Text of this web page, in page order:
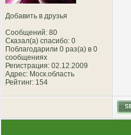
Добавить в друзья
Сообщений: 80
Сказал(а) спасибо: 0
Поблагодарили 0 раз(а) в 0
сообщениях
Регистрация: 02.12.2009
Адрес: Моск.область
Рейтинг: 154